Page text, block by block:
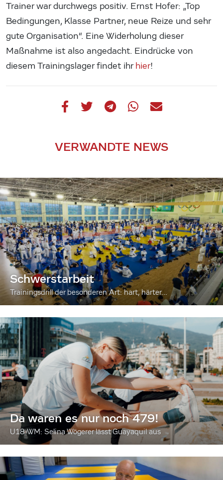
Trainer war durchwegs positiv. Ernst Hofer: „Top
Bedingungen, Klasse Partner, neue Reize und sehr
gute Organisation“. Eine Widerholung dieser
Maßnahme ist also angedacht. Eindrücke von
diesem Trainingslager findet ihrhier!
VERWANDTE NEWS
Schwerstarbeit
Trainingsdrill der besonderen Art: hart, härter...
Da waren es nur noch 479!
U18-WM: Selina Wögerer lässt Guayaquil aus